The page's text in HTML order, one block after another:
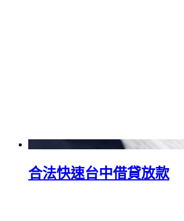
合法快速台中借貸放款